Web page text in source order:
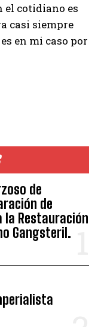
de
de
la Restauración
Gangsteril.
el cotidiano es
casi siempre
en mi caso por